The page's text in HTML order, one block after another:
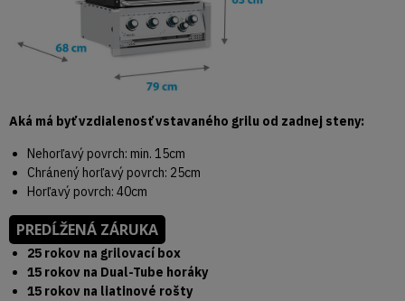
Aká má byť vzdialenosť vstavaného grilu od zadnej steny:
Nehorľavý povrch: min. 15cm
Chránený horľavý povrch: 25cm
Horľavý povrch: 40cm
PREDĹŽENÁ ZÁRUKA
25 rokov na grilovací box
15 rokov na Dual-Tube horáky
15 rokov na liatinové rošty